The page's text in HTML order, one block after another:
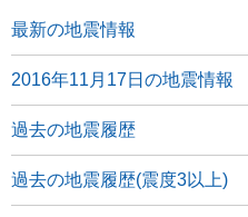
最新の地震情報
2016年11月17日の地震情報
過去の地震履歴
過去の地震履歴(震度3以上)